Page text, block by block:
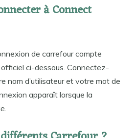
à Connect
de carrefour compte
ci-dessous. Connectez-
nom d’utilisateur et votre mot de
apparaît lorsque la